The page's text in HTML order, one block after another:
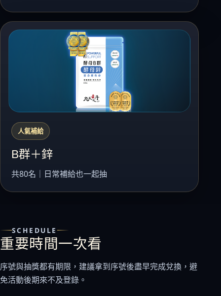
人氣補給
B群＋鋅
共80名｜日常補給也一起抽
SCHEDULE
重要時間一次看
序號與抽獎都有期限，建議拿到序號後盡早完成兌換，避
免活動後期來不及登錄。